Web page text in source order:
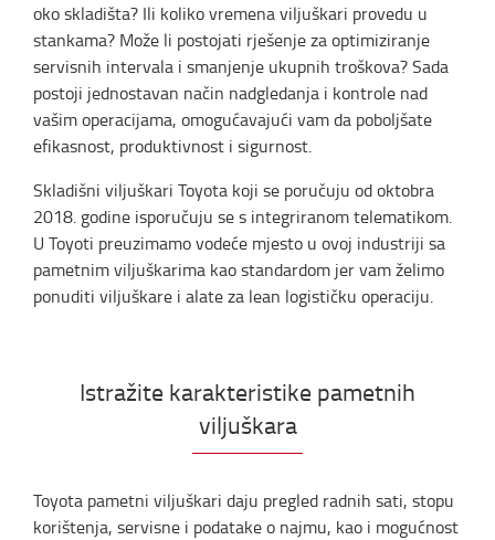
oko skladišta? Ili koliko vremena viljuškari provedu u
stankama? Može li postojati rješenje za optimiziranje
servisnih intervala i smanjenje ukupnih troškova? Sada
postoji jednostavan način nadgledanja i kontrole nad
vašim operacijama, omogućavajući vam da poboljšate
efikasnost, produktivnost i sigurnost.
Skladišni viljuškari Toyota koji se poručuju od oktobra
2018. godine isporučuju se s integriranom telematikom.
U Toyoti preuzimamo vodeće mjesto u ovoj industriji sa
pametnim viljuškarima kao standardom jer vam želimo
ponuditi viljuškare i alate za lean logističku operaciju.
Istražite karakteristike pametnih
viljuškara
Toyota pametni viljuškari daju pregled radnih sati, stopu
korištenja, servisne i podatake o najmu, kao i mogućnost